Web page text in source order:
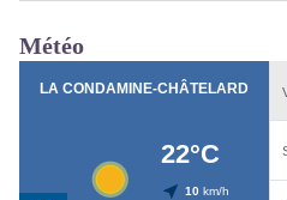
Météo